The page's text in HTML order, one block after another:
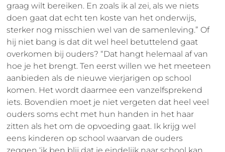
graag wilt bereiken. En zoals ik al zei, als we niets
doen gaat dat echt ten koste van het onderwijs,
sterker nog misschien wel van de samenleving.” Of
hij niet bang is dat dit wel heel betuttelend gaat
overkomen bij ouders? “Dat hangt helemaal af van
hoe je het brengt. Ten eerst willen we het meeteen
aanbieden als de nieuwe vierjarigen op school
komen. Het wordt daarmee een vanzelfsprekend
iets. Bovendien moet je niet vergeten dat heel veel
ouders soms echt met hun handen in het haar
zitten als het om de opvoeding gaat. Ik krijg wel
eens kinderen op school waarvan de ouders
zeggen ‘ik ben blij dat ie eindelijk naar school kan,